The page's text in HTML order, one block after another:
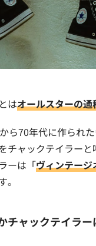
はオールスターの通
ら70年代に作られ
チャックテイラーと
ーは「ヴィンテー
。
チャックテイラ